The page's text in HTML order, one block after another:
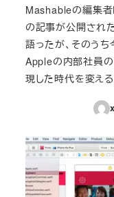
Mashableの編集
の記事が公開され
語ったが、そのう
Appleの内部社員の
現した時代を変え